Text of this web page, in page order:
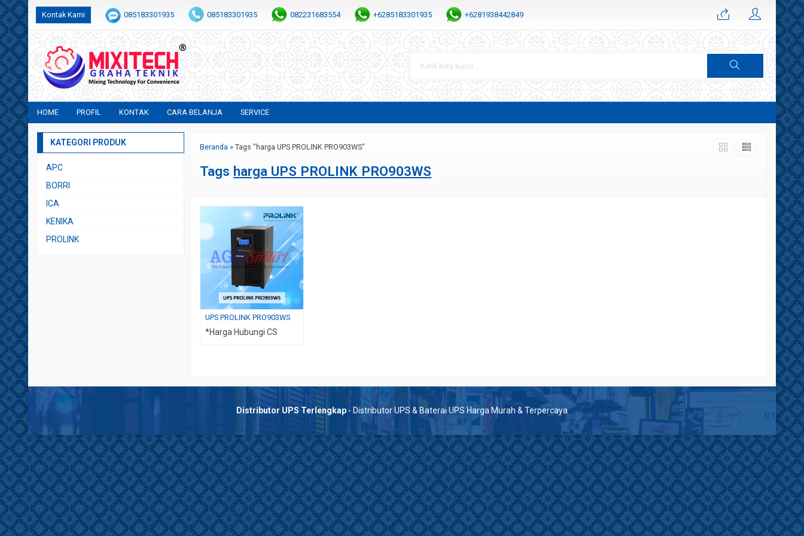
Kontak Kami 085183301935 085183301935 082231683554 +6285183301935 +6281938442849
HOME PROFIL KONTAK CARA BELANJA SERVICE
Beranda »Tags "harga UPS PROLINK PRO903WS"
Tags harga UPS PROLINK PRO903WS
UPS PROLINK PRO903WS
*Harga Hubungi CS
KATEGORI PRODUK
APC
BORRI
ICA
KENIKA
PROLINK
Distributor UPS Terlengkap - Distributor UPS & Baterai UPS Harga Murah & Terpercaya